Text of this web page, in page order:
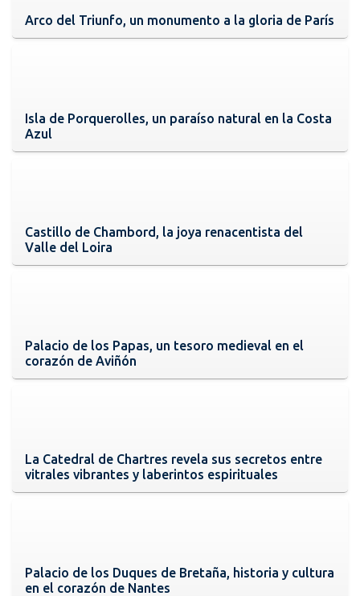
Arco del Triunfo, un monumento a la gloria de París
Isla de Porquerolles, un paraíso natural en la Costa
Azul
Castillo de Chambord, la joya renacentista del
Valle del Loira
Palacio de los Papas, un tesoro medieval en el
corazón de Aviñón
La Catedral de Chartres revela sus secretos entre
vitrales vibrantes y laberintos espirituales
Palacio de los Duques de Bretaña, historia y cultura
en el corazón de Nantes